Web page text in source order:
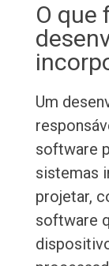
O que
Um
software
sistemas
projetar,
software